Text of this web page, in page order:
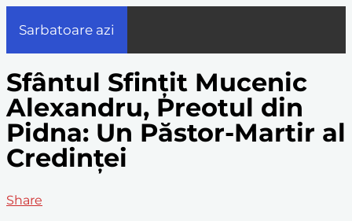
Sarbatoare azi
Sfântul Sfințit Mucenic
Alexandru, Preotul din
Pidna: Un Păstor-Martir al
Credinței
Share